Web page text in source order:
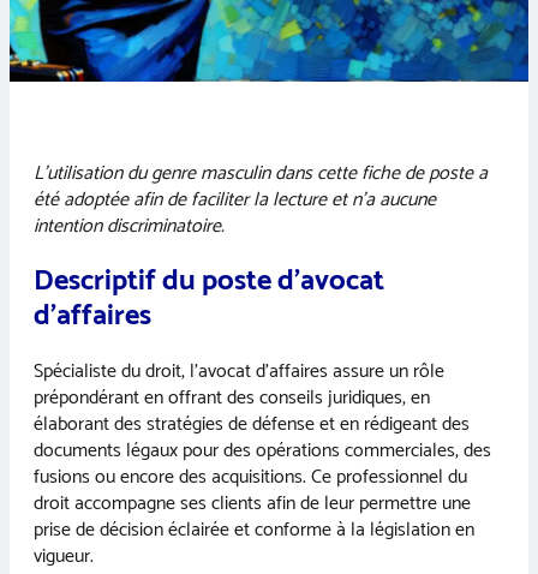
L’utilisation du genre masculin dans cette fiche de poste a
été adoptée afin de faciliter la lecture et n’a aucune
intention discriminatoire.
Descriptif du poste d’avocat
d’affaires
Spécialiste du droit, l’avocat d’affaires assure un rôle
prépondérant en offrant des conseils juridiques, en
élaborant des stratégies de défense et en rédigeant des
documents légaux pour des opérations commerciales, des
fusions ou encore des acquisitions. Ce professionnel du
droit accompagne ses clients afin de leur permettre une
prise de décision éclairée et conforme à la législation en
vigueur.